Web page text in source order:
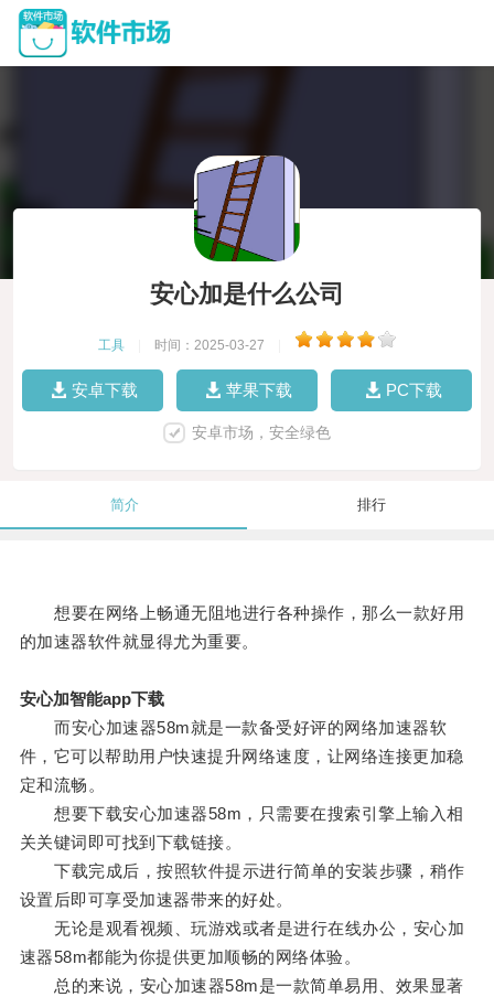
安心加是什么公司
工具 时间：2025-03-27
安卓下载 苹果下载 PC下载
安卓市场，安全绿色
简介 排行
想要在网络上畅通无阻地进行各种操作，那么一款好用
的加速器软件就显得尤为重要。
安心加智能app下载
而安心加速器58m就是一款备受好评的网络加速器软
件，它可以帮助用户快速提升网络速度，让网络连接更加稳
定和流畅。
想要下载安心加速器58m，只需要在搜索引擎上输入相
关关键词即可找到下载链接。
下载完成后，按照软件提示进行简单的安装步骤，稍作
设置后即可享受加速器带来的好处。
无论是观看视频、玩游戏或者是进行在线办公，安心加
速器58m都能为你提供更加顺畅的网络体验。
总的来说，安心加速器58m是一款简单易用、效果显著